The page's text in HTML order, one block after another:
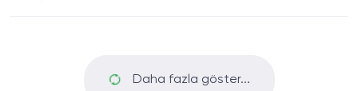
Daha fazla göster...